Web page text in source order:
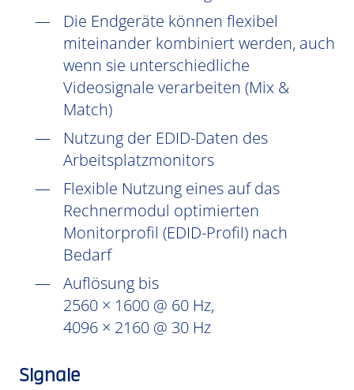
Die Endgeräte können flexibel
miteinander kombiniert werden, auch
wenn sie unterschiedliche
Videosignale verarbeiten (Mix &
Match)
Nutzung der EDID-Daten des
Arbeitsplatzmonitors
Flexible Nutzung eines auf das
Rechnermodul optimierten
Monitorprofil (EDID-Profil) nach
Bedarf
Auflösung bis
2560 × 1600 @ 60 Hz,
4096 × 2160 @ 30 Hz
Signale